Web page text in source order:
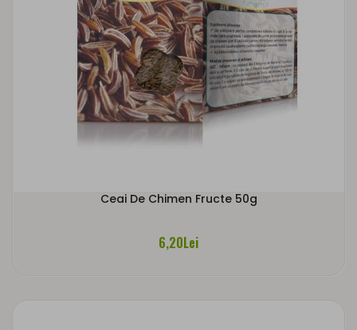
Ceai De Chimen Fructe 50g
6,20Lei